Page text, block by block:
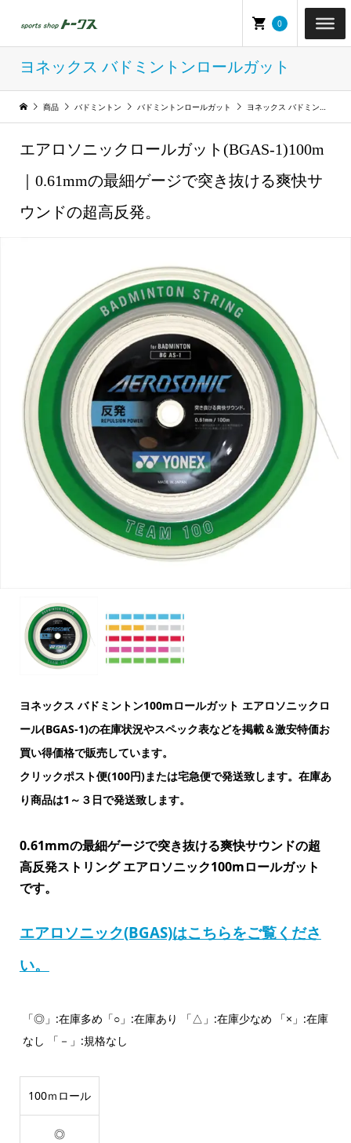
0
ヨネックス バドミントンロールガット
商品 バドミントン バドミントンロールガット ヨネックス バドミントンロールガット
エアロソニックロールガット(BGAS-1)100m
｜0.61mmの最細ゲージで突き抜ける爽快サ
ウンドの超高反発。
ヨネックス バドミントン100mロールガット エアロソニックロ
ール(BGAS-1)の在庫状況やスペック表などを掲載＆激安特価お
買い得価格で販売しています。
クリックポスト便(100円)または宅急便で発送致します。在庫あ
り商品は1～３日で発送致します。
0.61mmの最細ゲージで突き抜ける爽快サウンドの超
高反発ストリング エアロソニック100mロールガット
です。
エアロソニック(BGAS)はこちらをご覧くださ
い。
「◎」:在庫多め「○」:在庫あり 「△」:在庫少なめ 「×」:在庫
なし 「－」:規格なし
100ｍロール
◎